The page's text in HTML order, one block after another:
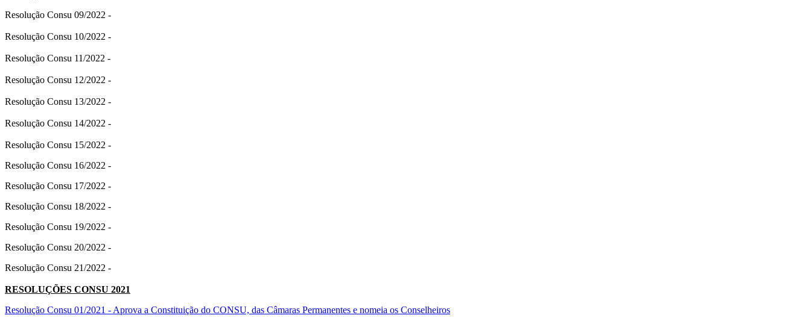
Resolução Consu 09/2022 -
Resolução Consu 10/2022 -
Resolução Consu 11/2022 -
Resolução Consu 12/2022 -
Resolução Consu 13/2022 -
Resolução Consu 14/2022 -
Resolução Consu 15/2022 -
Resolução Consu 16/2022 -
Resolução Consu 17/2022 -
Resolução Consu 18/2022 -
Resolução Consu 19/2022 -
Resolução Consu 20/2022 -
Resolução Consu 21/2022 -
RESOLUÇÕES CONSU 2021
Resolução Consu 01/2021 - Aprova a Constituição do CONSU, das Câmaras Permanentes e nomeia os Conselheiros